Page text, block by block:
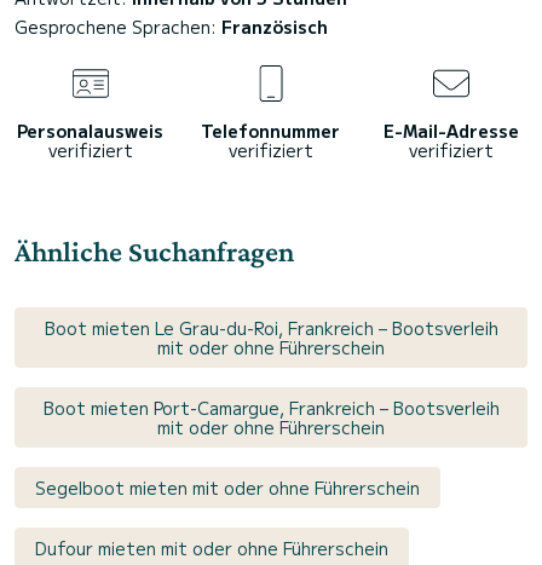
Gesprochene Sprachen: Französisch
Personalausweis
verifiziert
Telefonnummer
verifiziert
E-Mail-Adresse
verifiziert
Ähnliche Suchanfragen
Boot mieten Le Grau-du-Roi, Frankreich – Bootsverleih
mit oder ohne Führerschein
Boot mieten Port-Camargue, Frankreich – Bootsverleih
mit oder ohne Führerschein
Segelboot mieten mit oder ohne Führerschein
Dufour mieten mit oder ohne Führerschein